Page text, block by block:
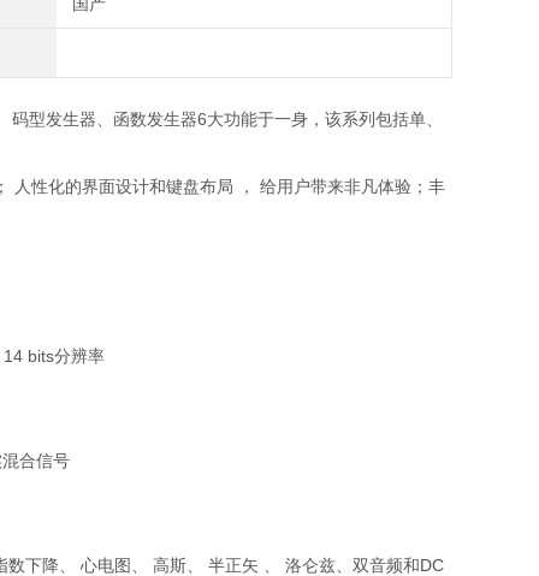
型发生器、函数发生器6大功能于一身，该系列包括单、
人性化的界面设计和键盘布局 ， 给用户带来非凡体验；丰
14 bits分辨率
合信号
数下降、 心电图、 高斯、 半正矢 、 洛仑兹、双音频和DC